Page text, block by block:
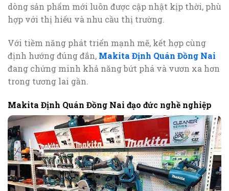
dòng sản phẩm mới luôn được cập nhật kịp thời, phù
hợp với thị hiếu và nhu cầu thị trường.
Với tiềm năng phát triển mạnh mẽ, kết hợp cùng
định hướng đúng đắn, Makita Định Quán Đồng Nai
đang chứng minh khả năng bứt phá và vươn xa hơn
trong tương lai gần.
Makita Định Quán Đồng Nai đạo đức nghề nghiệp